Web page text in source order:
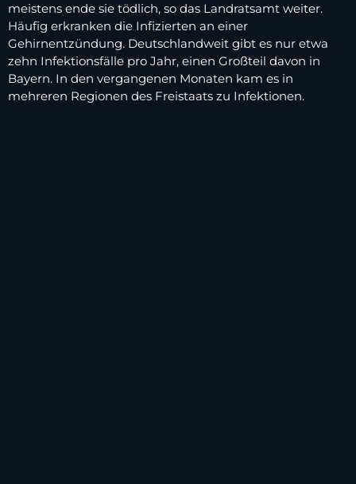
meistens ende sie tödlich, so das Landratsamt weiter.
Häufig erkranken die Infizierten an einer
Gehirnentzündung. Deutschlandweit gibt es nur etwa
zehn Infektionsfälle pro Jahr, einen Großteil davon in
Bayern. In den vergangenen Monaten kam es in
mehreren Regionen des Freistaats zu Infektionen.